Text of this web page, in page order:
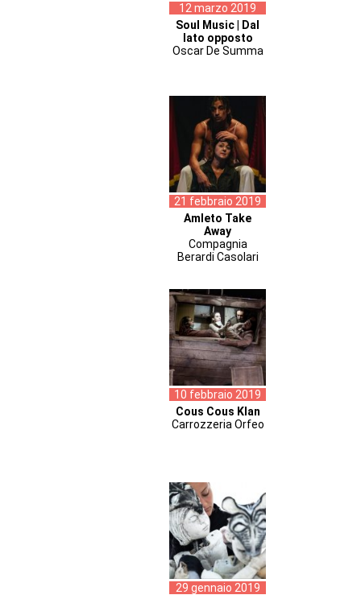
12 marzo 2019
Soul Music | Dal
lato opposto
Oscar De Summa
21 febbraio 2019
Amleto Take
Away
Compagnia
Berardi Casolari
10 febbraio 2019
Cous Cous Klan
Carrozzeria Orfeo
29 gennaio 2019